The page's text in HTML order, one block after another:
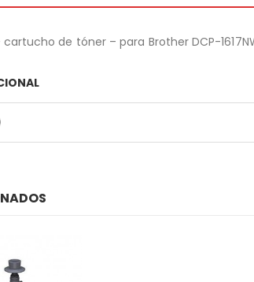
de tóner – para Brother DCP-1617NW,